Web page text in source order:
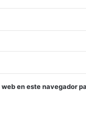
en este navegador